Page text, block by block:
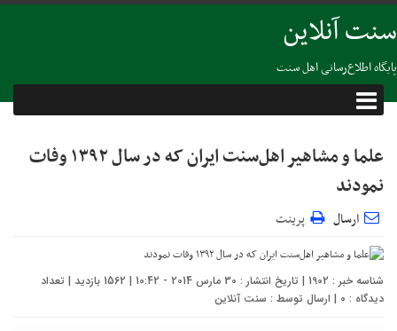
سنت آنلاین
پایگاه اطلاع‌رسانی اهل سنت
علما و مشاهیر اهل‌سنت ایران که در سال ۱۳۹۲ وفات
نمودند
ارسال پرینت
شناسه خبر : 1902 | تاریخ انتشار : 30 مارس 2014 - 10:42 | 1562 بازدید | تعداد
دیدگاه : 0 | ارسال توسط : سنت آنلاین